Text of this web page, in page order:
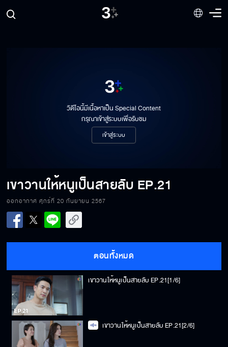
วิดีโอนี้มีเนื้อหาเป็น Special Content
กรุณาเข้าสู่ระบบเพื่อรับชม
เข้าสู่ระบบ
เขาวานให้หนูเป็นสายลับ EP.21
ออกอากาศ ศุกร์ที่ 20 กันยายน 2567
ตอนทั้งหมด
เขาวานให้หนูเป็นสายลับ EP.21[1/6]
เขาวานให้หนูเป็นสายลับ EP.21[2/6]